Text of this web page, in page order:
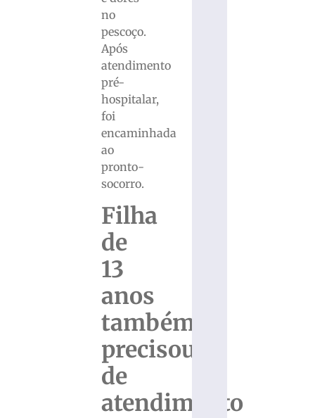
no
pescoço.
Após
atendimento
pré-
hospitalar,
foi
encaminhada
ao
pronto-
socorro.
Filha
de
13
anos
também
precisou
de
atendimento